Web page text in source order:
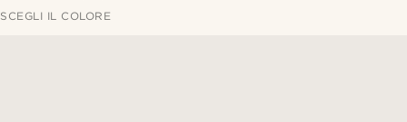
SCEGLI IL COLORE